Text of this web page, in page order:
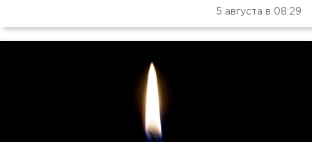
5 августа в 08:29